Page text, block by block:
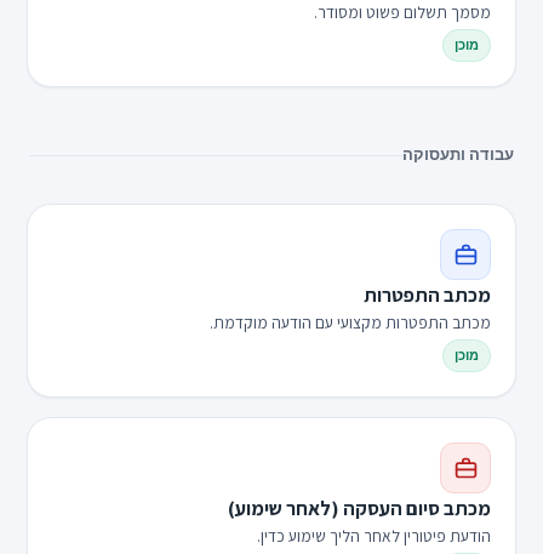
מסמך תשלום פשוט ומסודר.
מוכן
עבודה ותעסוקה
מכתב התפטרות
מכתב התפטרות מקצועי עם הודעה מוקדמת.
מוכן
מכתב סיום העסקה (לאחר שימוע)
הודעת פיטורין לאחר הליך שימוע כדין.